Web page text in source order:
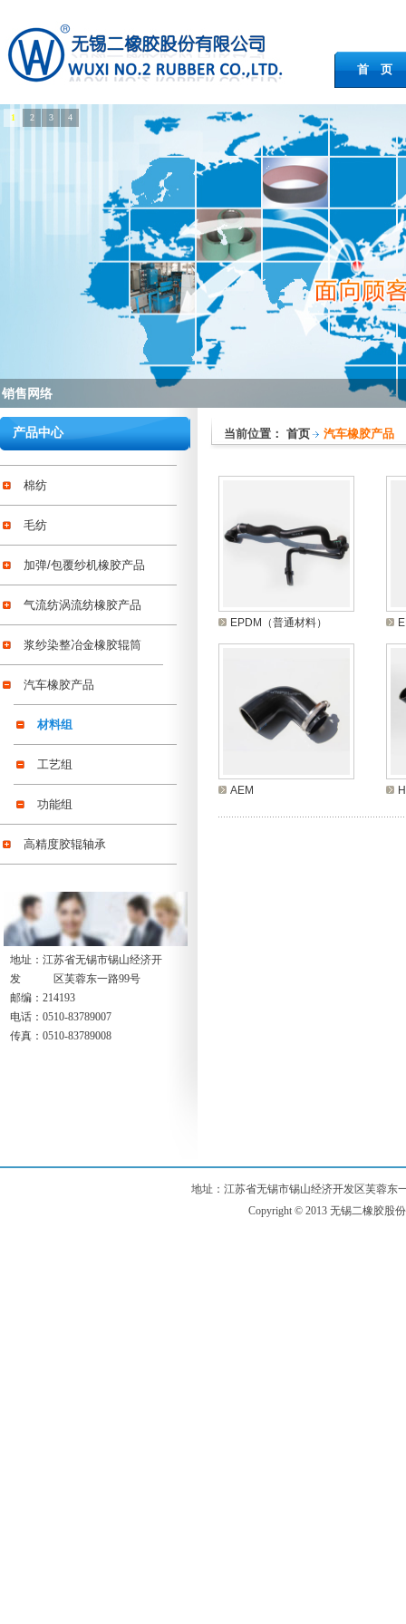
首 页
销售网络
1 2 3 4
产品中心
棉纺
毛纺
加弹/包覆纱机橡胶产品
气流纺涡流纺橡胶产品
浆纱染整冶金橡胶辊筒
汽车橡胶产品
材料组
工艺组
功能组
高精度胶辊轴承
地址：江苏省无锡市锡山经济开
发 区芙蓉东一路99号
邮编：214193
电话：0510-83789007
传真：0510-83789008
当前位置： 首页 汽车橡胶产品
EPDM（普通材料）
AEM
地址：江苏省无锡市锡山经济开发区芙蓉东
Copyright © 2013 无锡二橡胶股